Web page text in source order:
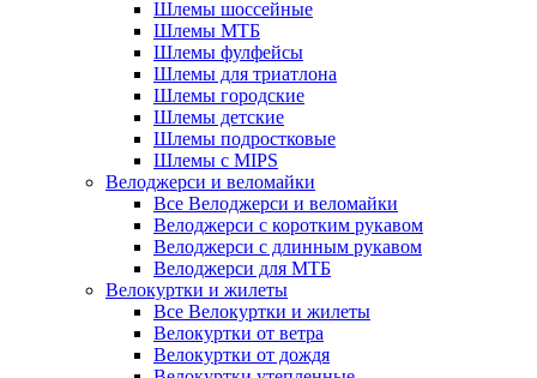
Шлемы шоссейные
Шлемы МТБ
Шлемы фулфейсы
Шлемы для триатлона
Шлемы городские
Шлемы детские
Шлемы подростковые
Шлемы с MIPS
Велоджерси и веломайки
Все Велоджерси и веломайки
Велоджерси с коротким рукавом
Велоджерси с длинным рукавом
Велоджерси для МТБ
Велокуртки и жилеты
Все Велокуртки и жилеты
Велокуртки от ветра
Велокуртки от дождя